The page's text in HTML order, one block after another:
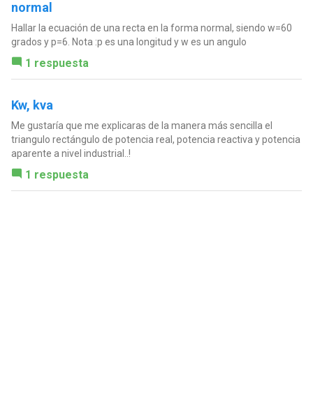
normal
Hallar la ecuación de una recta en la forma normal, siendo w=60
grados y p=6. Nota :p es una longitud y w es un angulo
1 respuesta
Kw, kva
Me gustaría que me explicaras de la manera más sencilla el
triangulo rectángulo de potencia real, potencia reactiva y potencia
aparente a nivel industrial..!
1 respuesta